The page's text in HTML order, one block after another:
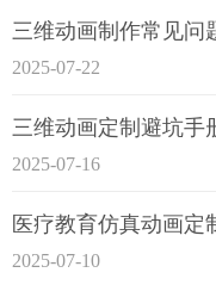
2025-07-22
三维动画定制避坑手
2025-07-16
2025-07-10